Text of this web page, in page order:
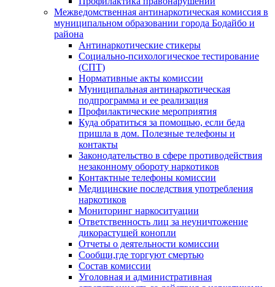
Межведомственная антинаркотическая комиссия в
муниципальном образовании города Бодайбо и
района
Антинаркотические стикеры
Социально-психологическое тестирование
(СПТ)
Нормативные акты комиссии
Муниципальная антинаркотическая
подпрограмма и ее реализация
Профилактические мероприятия
Куда обратиться за помощью, если беда
пришла в дом. Полезные телефоны и
контакты
Законодательство в сфере противодействия
незаконному обороту наркотиков
Контактные телефоны комиссии
Медицинские последствия употребления
наркотиков
Мониторинг наркоситуации
Ответственность лиц за неуничтожение
дикорастущей конопли
Отчеты о деятельности комиссии
Сообщи,где торгуют смертью
Состав комиссии
Уголовная и административная